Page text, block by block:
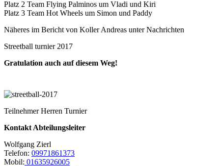
Platz 2 Team Flying Palminos um Vladi und Kiri
Platz 3 Team Hot Wheels um Simon und Paddy
Näheres im Bericht von Koller Andreas unter Nachrichten
Streetball turnier 2017
Gratulation auch auf diesem Weg!
Teilnehmer Herren Turnier
Kontakt Abteilungsleiter
Wolfgang Zierl
Telefon: 09971861373
Mobil: 01635926005